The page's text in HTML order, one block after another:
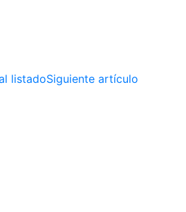
listadoSiguiente artículo